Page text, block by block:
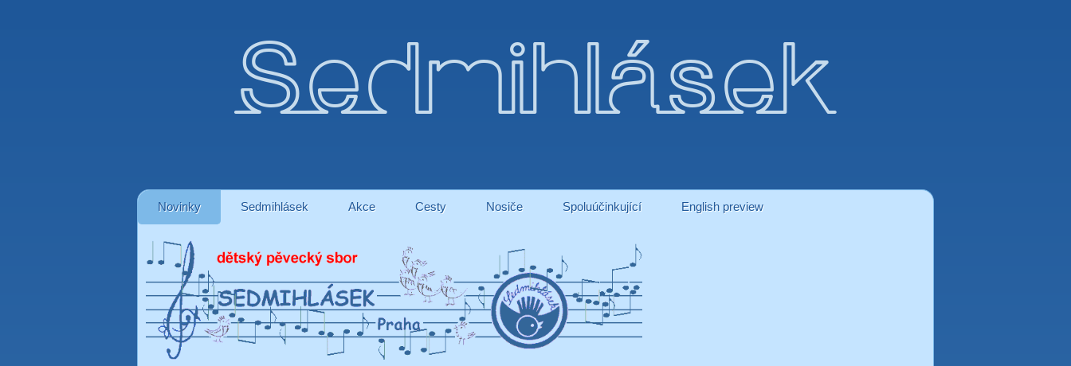
Sedmihlásek
Novinky Sedmihlásek Akce Cesty Nosiče Spoluúčinkující English preview